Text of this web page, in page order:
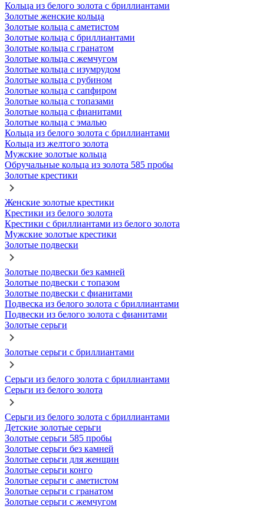
Кольца из белого золота с бриллиантами
Золотые женские кольца
Золотые кольца с аметистом
Золотые кольца с бриллиантами
Золотые кольца с гранатом
Золотые кольца с жемчугом
Золотые кольца с изумрудом
Золотые кольца с рубином
Золотые кольца с сапфиром
Золотые кольца с топазами
Золотые кольца с фианитами
Золотые кольца с эмалью
Кольца из белого золота с бриллиантами
Кольца из желтого золота
Мужские золотые кольца
Обручальные кольца из золота 585 пробы
Золотые крестики
Женские золотые крестики
Крестики из белого золота
Крестики с бриллиантами из белого золота
Мужские золотые крестики
Золотые подвески
Золотые подвески без камней
Золотые подвески с топазом
Золотые подвески с фианитами
Подвеска из белого золота с бриллиантами
Подвески из белого золота с фианитами
Золотые серьги
Золотые серьги с бриллиантами
Серьги из белого золота с бриллиантами
Серьги из белого золота
Серьги из белого золота с бриллиантами
Детские золотые серьги
Золотые серьги 585 пробы
Золотые серьги без камней
Золотые серьги для женщин
Золотые серьги конго
Золотые серьги с аметистом
Золотые серьги с гранатом
Золотые серьги с жемчугом